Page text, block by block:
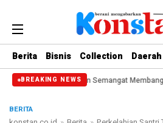
Berita Bisnis Collection Daerah
BREAKING NEWS
DPRD Teguhkan Semangat Membangun
BERITA